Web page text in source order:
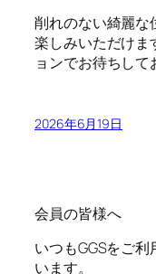
削れのない綺麗な
楽しみいただけま
ョンでお待ちして
2026年6月19日
会員の皆様へ
いつもGGSをご
います。